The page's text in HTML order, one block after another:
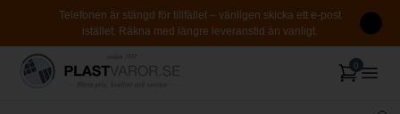
Telefonen är stängd för tillfället – vänligen skicka ett e-post
istället. Räkna med längre leveranstid än vanligt.